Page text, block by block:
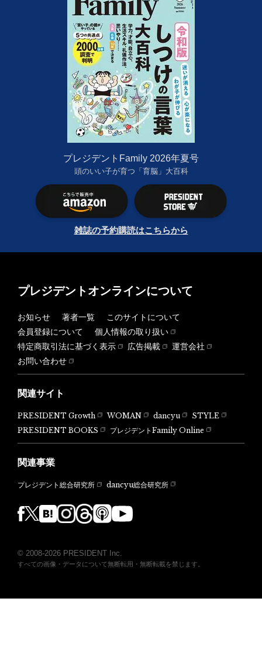
プレジデントFamily 2026年夏号
頭のいい子が育つ「育脳」大百科
雑誌の予約購読はこちらから
プレジデントオンラインについて
お知らせ 著者一覧
このサイトについて
会員登録について
個人情報の取り扱い
特定商取引法に基づく表示
広告掲載
運営会社
お問い合わせ
関連サイト
PRESIDENT Growth WOMAN dancyu
STYLE
PRESIDENT BOOKS
プレジデントFamily Online
関連事業
プレジデント総合研究所 dancyu総合研究所
© 2008-2026 PRESIDENT Inc.
すべての画像・データについて無断転用・無断転載を禁じます。